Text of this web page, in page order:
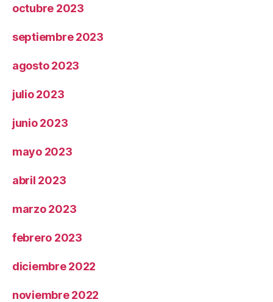
octubre 2023
septiembre 2023
agosto 2023
julio 2023
junio 2023
mayo 2023
abril 2023
marzo 2023
febrero 2023
diciembre 2022
noviembre 2022